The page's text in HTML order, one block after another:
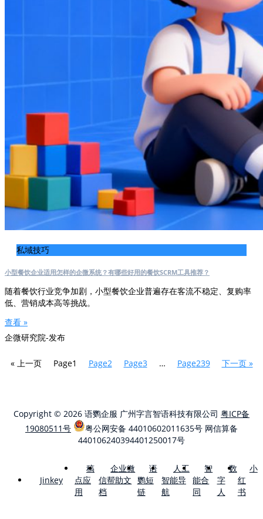
私域技巧
小型餐饮企业适用怎样的企微系统？有哪些好用的餐饮SCRM工具推荐？
随着餐饮行业竞争加剧，小型餐饮企业普遍存在客流不稳定、复购率
低、营销成本高等挑战。
查看 »
企微研究院-发布
« 上一页 Page1 Page2 Page3 … Page239 下一页 »
Copyright © 2026 语鹦企服 广州字言智语科技有限公司 粤ICP备
19080511号
粤公网安备 44010602011635号 网信算备
440106240394401250017号
Jinkey
稿
点应
用
企业微
信帮助文
档
语
鹦短
链
人工
智能导
航
智
能合
同
数
字
人
小
红
书